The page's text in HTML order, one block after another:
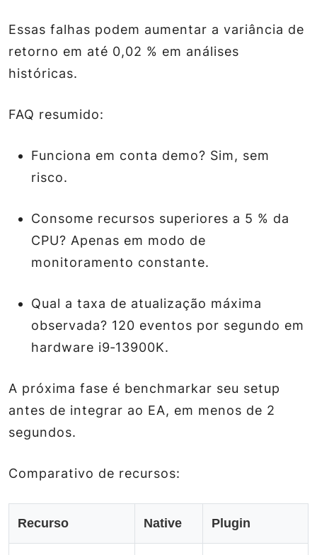
Essas falhas podem aumentar a variância de
retorno em até 0,02 % em análises
históricas.
FAQ resumido:
Funciona em conta demo? Sim, sem
risco.
Consome recursos superiores a 5 % da
CPU? Apenas em modo de
monitoramento constante.
Qual a taxa de atualização máxima
observada? 120 eventos por segundo em
hardware i9‑13900K.
A próxima fase é benchmarkar seu setup
antes de integrar ao EA, em menos de 2
segundos.
Comparativo de recursos:
Recurso Native Plugin